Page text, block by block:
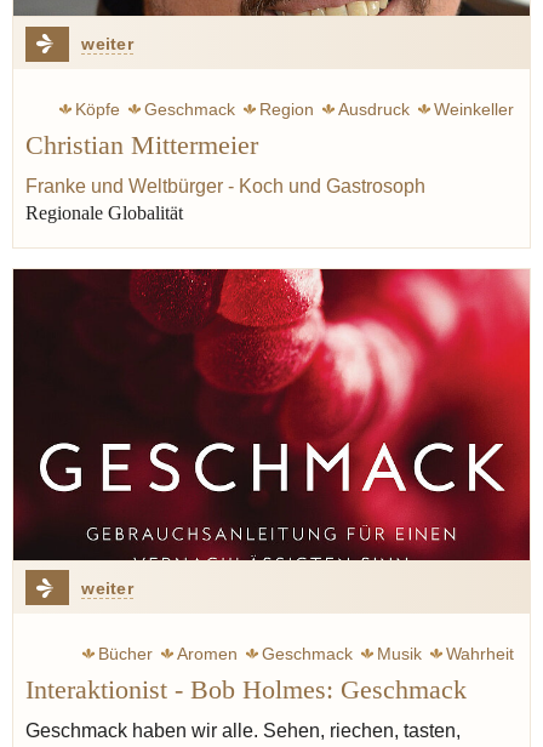
weiter
Köpfe Geschmack Region Ausdruck Weinkeller
Christian Mittermeier
Franke und Weltbürger - Koch und Gastrosoph
Regionale Globalität
weiter
Bücher Aromen Geschmack Musik
Wahrheit
Moderne
Mundgefühl
Interaktionist - Bob Holmes: Geschmack
Geschmack haben wir alle. Sehen, riechen, tasten,